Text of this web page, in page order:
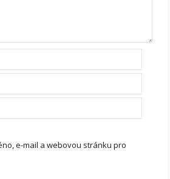
e-mail a webovou stránku pro